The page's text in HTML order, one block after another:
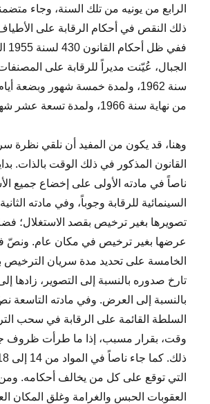
الرابع من يونيه من تلك السنة، وجاء
ذلك النقص في أحكام الرقابة على
الجبال، عُيّنت مديراً للرقابة على
سنة 1962، ولمدة خمسة شهور وبضعة
من نهاية سنة 1966، ولمدة تسعة عشر شهراً إلا قليلاً.
وهنا، قد يكون من المفيد أن نلقي نظرة
القانون المذكور في ذلك الوقت بالذات.
ناصاً في مادته الأولى على إخضاع جميع
السينمائية للرقابة وجوباً، وفي مادته
تصويرها بغير ترخيص بقصد الاستغلال؛
عرضها بغير ترخيص في مكان عام. ونصّ
الخامسة على تحديد مدة سريان الترخيص
تارخ صدوره بالنسبة إلى التصوير، زادها
بالنسبة إلى العرض. وفي مادته التاسعة
السلطة القائمة على الرقابة في سحب
وقت، بقرار مسبب، إذا ما طرأت ظروف
التي توقع على كل من يخالف أحكامه.
العقوبات الحبس والغرامة وغلق المكان